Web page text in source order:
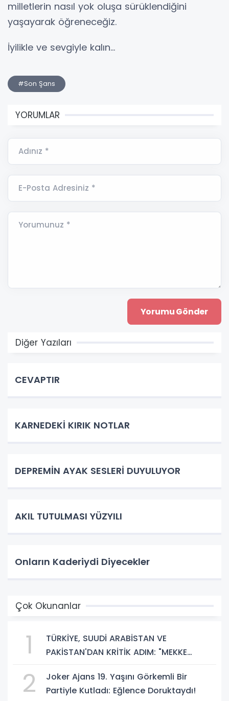
milletlerin nasıl yok oluşa sürüklendiğini
yaşayarak öğreneceğiz.
İyilikle ve sevgiyle kalın…
#Son Şans
YORUMLAR
Adınız *
E-Posta Adresiniz *
Yorumunuz *
Diğer Yazıları
CEVAPTIR
KARNEDEKİ KIRIK NOTLAR
DEPREMİN AYAK SESLERİ DUYULUYOR
AKIL TUTULMASI YÜZYILI
Onların Kaderiydi Diyecekler
Çok Okunanlar
1
TÜRKİYE, SUUDİ ARABİSTAN VE
PAKİSTAN'DAN KRİTİK ADIM: "MEKKE
2
Joker Ajans 19. Yaşını Görkemli Bir
Partiyle Kutladı: Eğlence Doruktaydı!